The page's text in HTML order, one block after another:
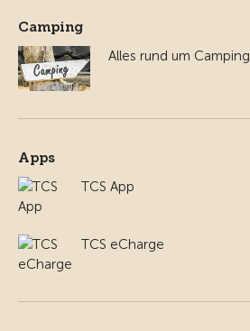
Camping
Alles rund um Camping
Apps
TCS App
TCS eCharge